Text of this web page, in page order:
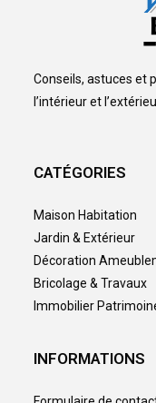
Conseils, astuces et
l’intérieur et
CATÉGORIES
Maison Habitation
Jardin & Extérieur
Décoration
Bricolage & Travaux
Immobilier
INFORMATIONS